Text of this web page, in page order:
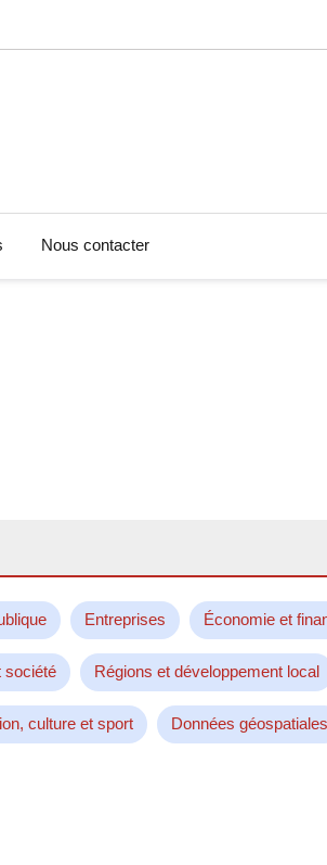
Nous contacter
Entreprises Économie et
société Régions et développement local
culture et sport Données géospatiales